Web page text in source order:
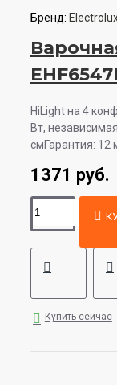
Бренд:
HiLight на 4
Вт,
смГарантия: 12
1371 руб.
Купить сейчас